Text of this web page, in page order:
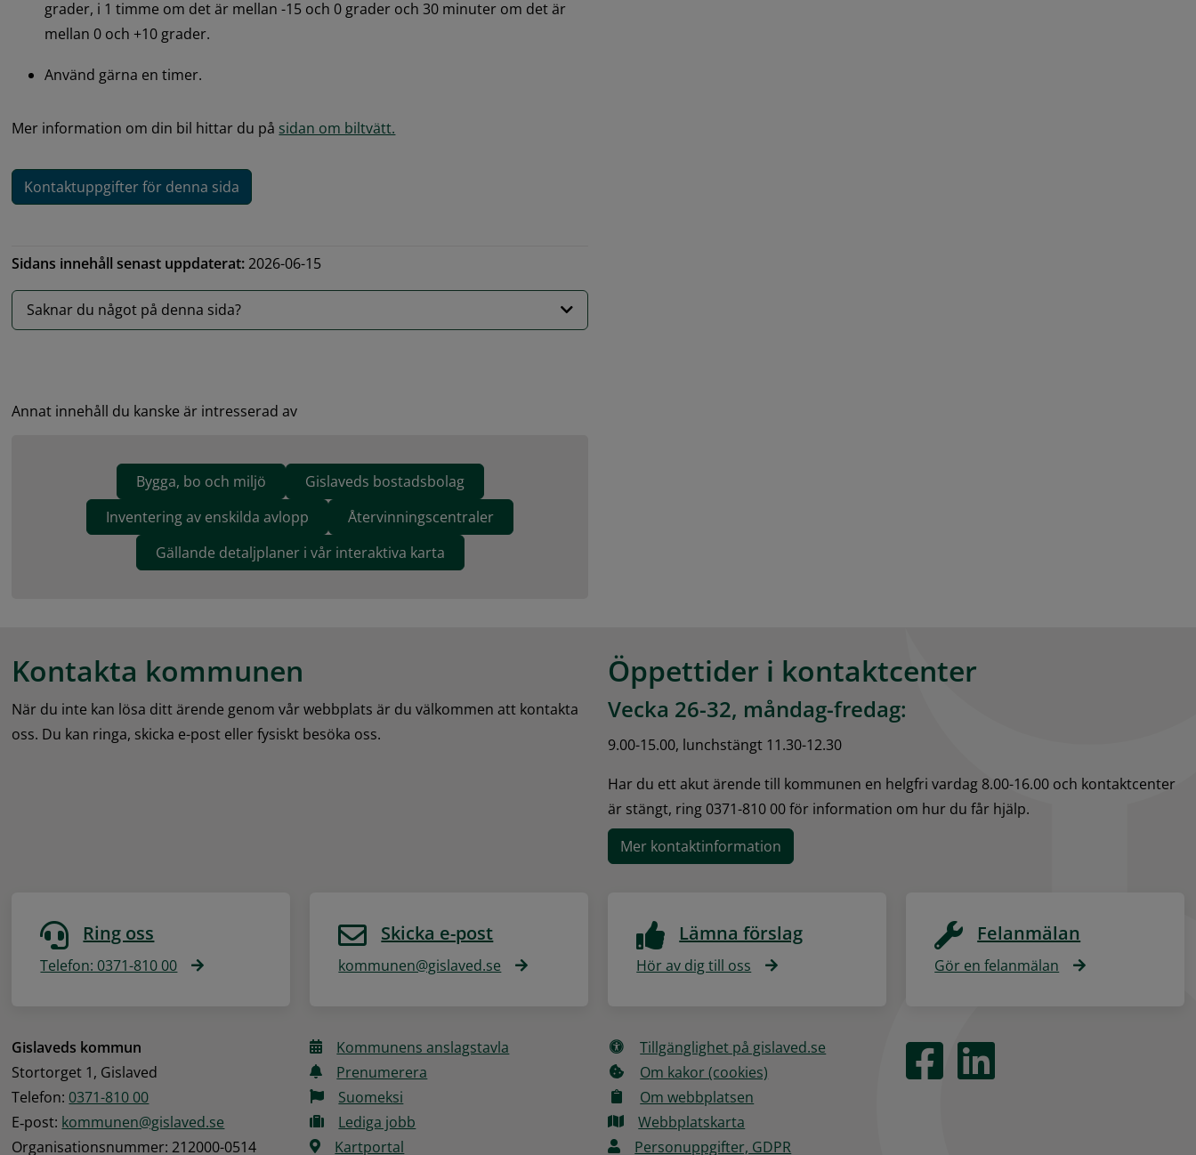
grader, i 1 timme om det är mellan -15 och 0 grader och 30 minuter om det är
mellan 0 och +10 grader.
Använd gärna en timer.
Mer information om din bil hittar du på sidan om biltvätt.
Kontaktuppgifter för denna sida
Sidans innehåll senast uppdaterat: 2026-06-15
Saknar du något på denna sida?
Annat innehåll du kanske är intresserad av
Bygga, bo och miljö
Gislaveds bostadsbolag
Inventering av enskilda avlopp
Återvinningscentraler
Gällande detaljplaner i vår interaktiva karta
Kontakta kommunen
När du inte kan lösa ditt ärende genom vår webbplats är du välkommen att kontakta
oss. Du kan ringa, skicka e-post eller fysiskt besöka oss.
Öppettider i kontaktcenter
Vecka 26-32, måndag-fredag:
9.00-15.00, lunchstängt 11.30-12.30
Har du ett akut ärende till kommunen en helgfri vardag 8.00-16.00 och kontaktcenter
är stängt, ring 0371-810 00 för information om hur du får hjälp.
Mer kontaktinformation
Ring oss
Telefon: 0371-810 00
Skicka e-post
kommunen@gislaved.se
Lämna förslag
Hör av dig till oss
Felanmälan
Gör en felanmälan
Gislaveds kommun
Stortorget 1, Gislaved
Telefon: 0371-810 00
E‑post: kommunen@gislaved.se
Organisationsnummer: 212000-0514
Kommunens anslagstavla
Prenumerera
Suomeksi
Lediga jobb
Kartportal
Tillgänglighet på gislaved.se
Om kakor (cookies)
Om webbplatsen
Webbplatskarta
Personuppgifter, GDPR